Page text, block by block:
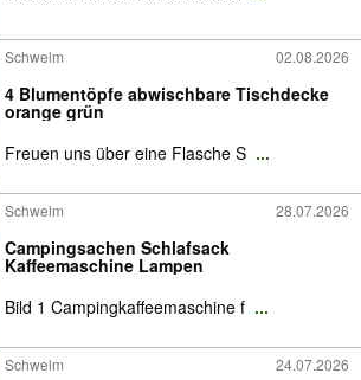
Schwelm 02.08.2026
4 Blumentöpfe abwischbare Tischdecke
orange grün
Freuen uns über eine Flasche S ...
Schwelm 28.07.2026
Campingsachen Schlafsack
Kaffeemaschine Lampen
Bild 1 Campingkaffeemaschine f ...
Schwelm 24.07.2026